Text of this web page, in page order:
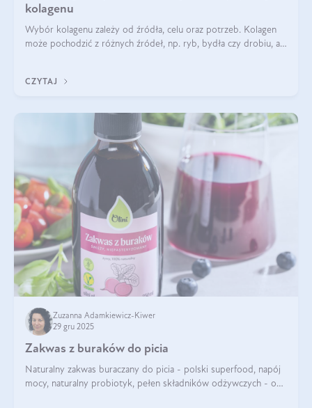
kolagenu
Wybór kolagenu zależy od źródła, celu oraz potrzeb. Kolagen
może pochodzić z różnych źródeł, np. ryb, bydła czy drobiu, a
bydlęcy.
CZYTAJ
Zuzanna Adamkiewicz-Kiwer
29 gru 2025
Zakwas z buraków do picia
Naturalny zakwas buraczany do picia - polski superfood, napój
mocy, naturalny probiotyk, pełen składników odżywczych - o